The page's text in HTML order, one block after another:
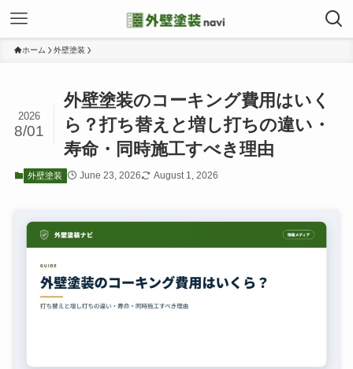
ホーム 外壁塗装
外壁塗装のコーキング費用はいく
ら？打ち替えと増し打ちの違い・
寿命・同時施工すべき理由
2026
8/01
外壁塗装 June 23, 2026 August 1, 2026